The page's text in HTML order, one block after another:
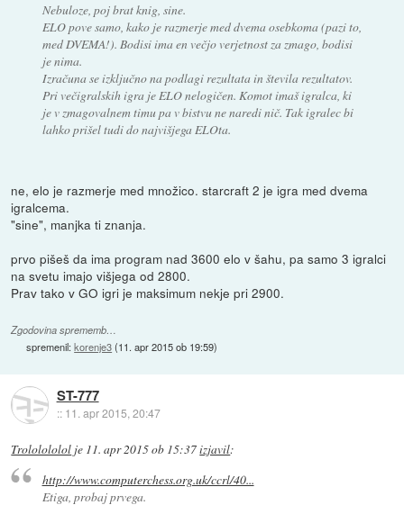
Nebuloze, poj brat knig, sine.
ELO pove samo, kako je razmerje med dvema osebkoma (pazi to,
med DVEMA!). Bodisi ima en večjo verjetnost za zmago, bodisi
je nima.
Izračuna se izključno na podlagi rezultata in števila rezultatov.
Pri večigralskih igra je ELO nelogičen. Komot imaš igralca, ki
je v zmagovalnem timu pa v bistvu ne naredi nič. Tak igralec bi
lahko prišel tudi do najvišjega ELOta.
ne, elo je razmerje med množico. starcraft 2 je igra med dvema
igralcema.
"sine", manjka ti znanja.
prvo pišeš da ima program nad 3600 elo v šahu, pa samo 3 igralci
na svetu imajo višjega od 2800.
Prav tako v GO igri je maksimum nekje pri 2900.
Zgodovina sprememb…
spremenil:korenje3(11. apr 2015 ob 19:59)
ST-777
:: 11. apr 2015, 20:47
Trololololol je 11. apr 2015 ob 15:37izjavil:
http://www.computerchess.org.uk/ccrl/40...
Etiga, probaj prvega.